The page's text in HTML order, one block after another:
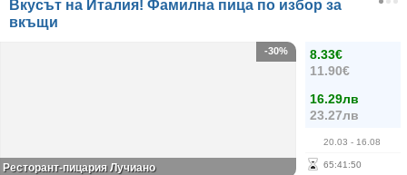
Вкусът на Италия! Фамилна пица по избор за
вкъщи
8.33€
11.90€
16.29лв
23.27лв
20.03 - 16.08
65:41 :50
-30%
Ресторант-пицария Лучиано